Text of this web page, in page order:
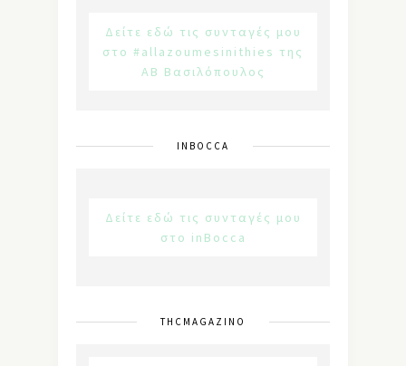
Δείτε εδώ τις συνταγές μου
στο #allazoumesinithies της
ΑΒ Βασιλόπουλος
INBOCCA
Δείτε εδώ τις συνταγές μου
στο inBocca
THCMAGAZINO